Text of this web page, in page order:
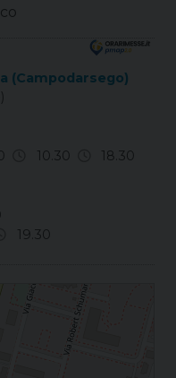
(Campodarsego)
10.30
18.30
19.30